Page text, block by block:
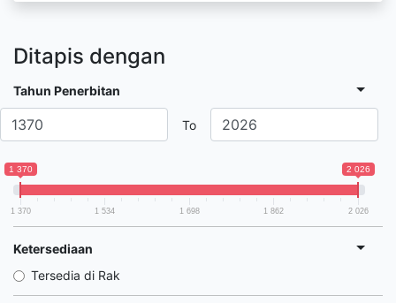
Ditapis dengan
Tahun Penerbitan
To
1 370 2 026
1 370 1 534 1 698 1 862 2 026
Ketersediaan
Tersedia di Rak